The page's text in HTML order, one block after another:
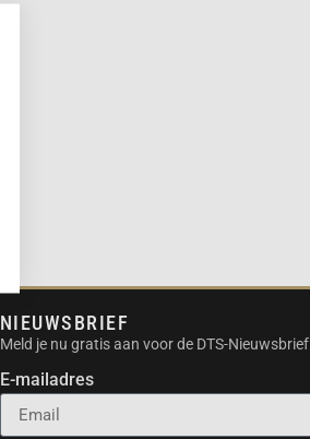
NIEUWSBRIEF
Meld je nu gratis aan voor de DTS-
E-mailadres